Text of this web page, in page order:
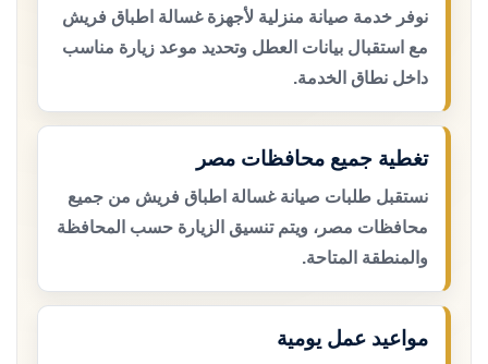
نوفر خدمة صيانة منزلية لأجهزة غسالة اطباق فريش
مع استقبال بيانات العطل وتحديد موعد زيارة مناسب
داخل نطاق الخدمة.
تغطية جميع محافظات مصر
نستقبل طلبات صيانة غسالة اطباق فريش من جميع
محافظات مصر، ويتم تنسيق الزيارة حسب المحافظة
والمنطقة المتاحة.
مواعيد عمل يومية